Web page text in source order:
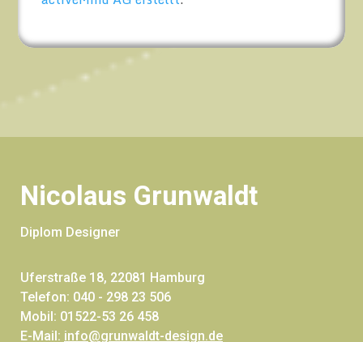
Nicolaus Grunwaldt
Diplom Designer
Uferstraße 18, 22081 Hamburg
Telefon: 040 - 298 23 506
Mobil: 01522-53 26 458
E-Mail: info@grunwaldt-design.de